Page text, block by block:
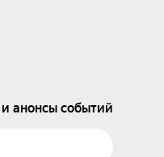
анонсы событий